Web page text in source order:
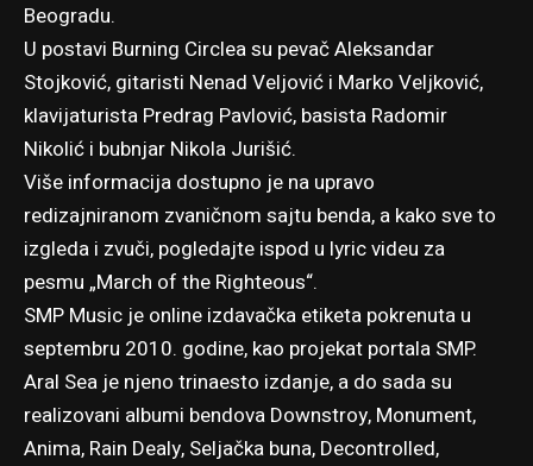
Beogradu.
U postavi Burning Circlea su pevač Aleksandar
Stojković, gitaristi Nenad Veljović i Marko Veljković,
klavijaturista Predrag Pavlović, basista Radomir
Nikolić i bubnjar Nikola Jurišić.
Više informacija dostupno je na upravo
redizajniranom zvaničnom sajtu benda, a kako sve to
izgleda i zvuči, pogledajte ispod u lyric videu za
pesmu „March of the Righteous“.
SMP Music je online izdavačka etiketa pokrenuta u
septembru 2010. godine, kao projekat portala SMP.
Aral Sea je njeno trinaesto izdanje, a do sada su
realizovani albumi bendova Downstroy, Monument,
Anima, Rain Dealy, Seljačka buna, Decontrolled,